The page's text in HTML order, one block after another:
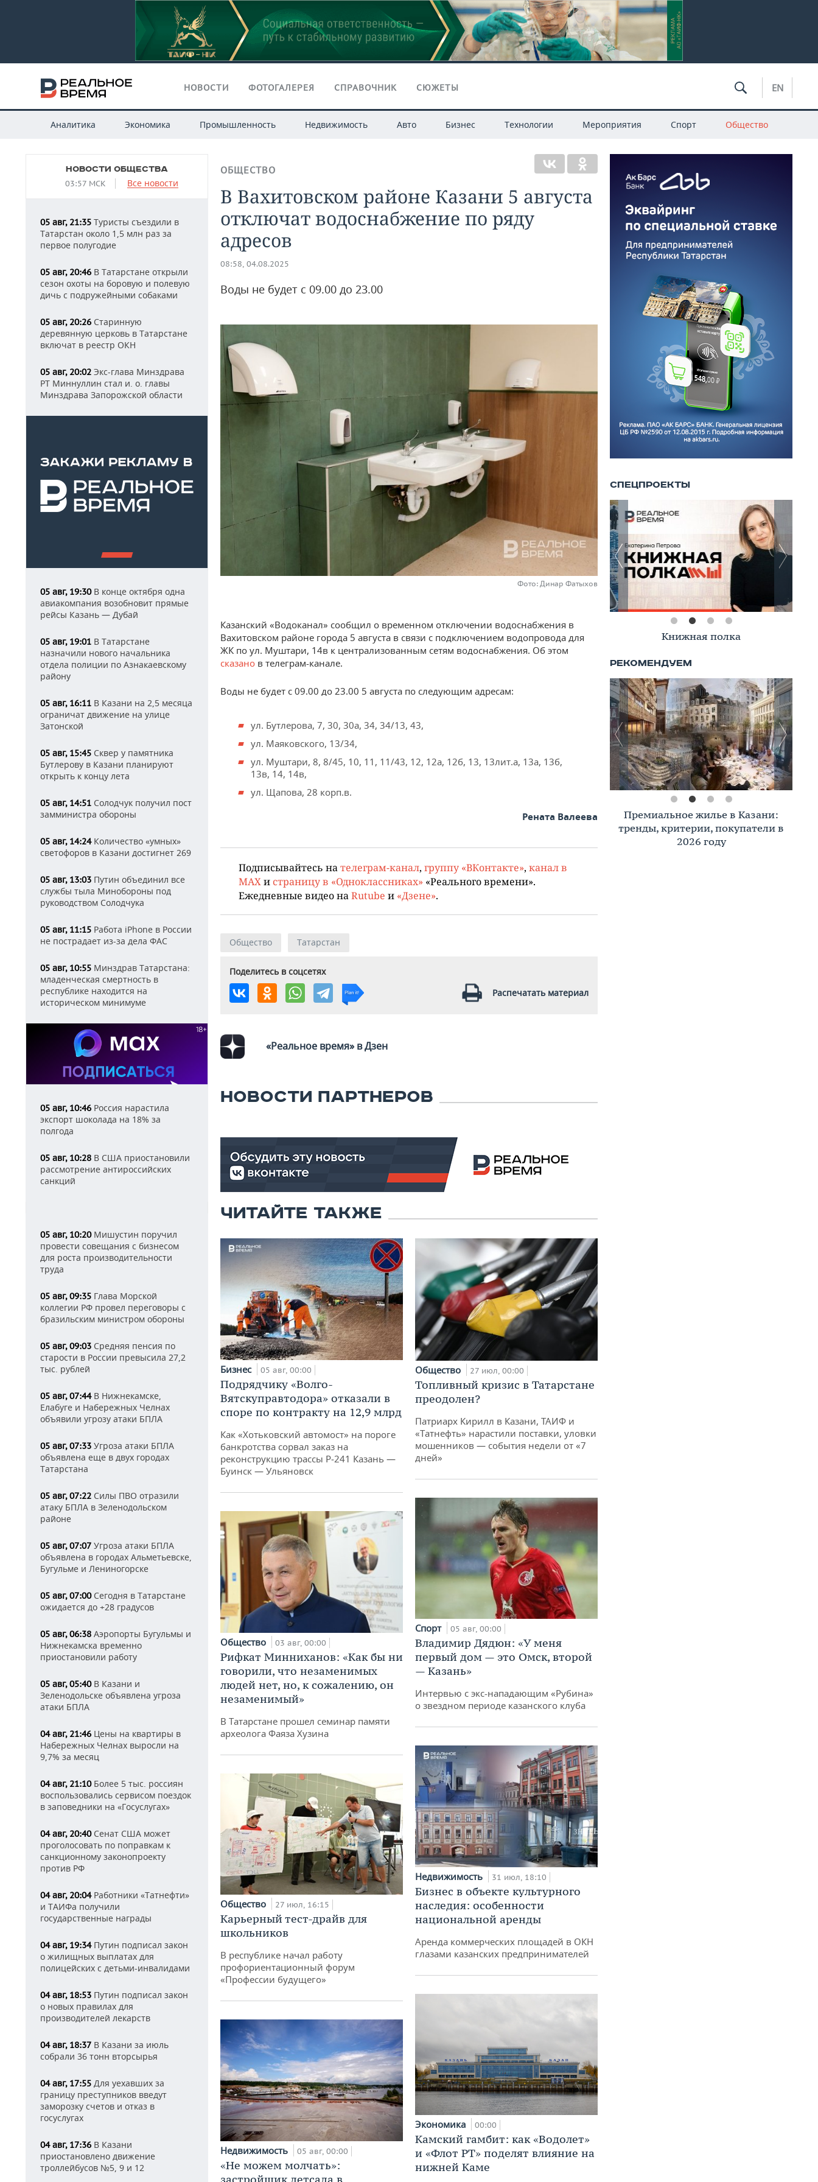
НОВОСТИ ФОТОГАЛЕРЕЯ СПРАВОЧНИК СЮЖЕТЫ EN
Аналитика Экономика Промышленность Недвижимость Авто Бизнес Технологии Мероприятия Спорт Общество
НОВОСТИ ОБЩЕСТВА
03:57 МСК Все новости
05 авг, 21:35 Туристы съездили в
Татарстан около 1,5 млн раз за
первое полугодие
05 авг, 20:46 В Татарстане открыли
сезон охоты на боровую и полевую
дичь с подружейными собаками
05 авг, 20:26 Старинную
деревянную церковь в Татарстане
включат в реестр ОКН
05 авг, 20:02 Экс-глава Минздрава
РТ Миннуллин стал и. о. главы
Минздрава Запорожской области
05 авг, 19:30В конце октября одна
авиакомпания возобновит прямые
рейсы Казань — Дубай
05 авг, 19:01 В Татарстане
назначили нового начальника
отдела полиции по Азнакаевскому
району
05 авг, 16:11 В Казани на 2,5 месяца
ограничат движение на улице
Затонской
05 авг, 15:45 Сквер у памятника
Бутлерову в Казани планируют
открыть к концу лета
05 авг, 14:51 Солодчук получил пост
замминистра обороны
05 авг, 14:24Количество «умных»
светофоров в Казани достигнет 269
05 авг, 13:03 Путин объединил все
службы тыла Минобороны под
руководством Солодчука
05 авг, 11:15 Работа iPhone в России
не пострадает из-за дела ФАС
05 авг, 10:55 Минздрав Татарстана:
младенческая смертность в
республике находится на
историческом минимуме
05 авг, 10:46 Россия нарастила
экспорт шоколада на 18% за
полгода
05 авг, 10:28 В США приостановили
рассмотрение антироссийских
санкций
05 авг, 10:20Мишустин поручил
провести совещания с бизнесом
для роста производительности
труда
05 авг, 09:35 Глава Морской
коллегии РФ провел переговоры с
бразильским министром обороны
05 авг, 09:03 Средняя пенсия по
старости в России превысила 27,2
тыс. рублей
05 авг, 07:44В Нижнекамске,
Елабуге и Набережных Челнах
объявили угрозу атаки БПЛА
05 авг, 07:33 Угроза атаки БПЛА
объявлена еще в двух городах
Татарстана
05 авг, 07:22 Силы ПВО отразили
атаку БПЛА в Зеленодольском
районе
05 авг, 07:07 Угроза атаки БПЛА
объявлена в городах Альметьевске,
Бугульме и Лениногорске
05 авг, 07:00Сегодня в Татарстане
ожидается до +28 градусов
05 авг, 06:38 Аэропорты Бугульмы и
Нижнекамска временно
приостановили работу
05 авг, 05:40В Казани и
Зеленодольске объявлена угроза
атаки БПЛА
04 авг, 21:46 Цены на квартиры в
Набережных Челнах выросли на
9,7% за месяц
04 авг, 21:10Более 5 тыс. россиян
воспользовались сервисом поездок
в заповедники на «Госуслугах»
04 авг, 20:40Сенат США может
проголосовать по поправкам к
санкционному законопроекту
против РФ
04 авг, 20:04Работники «Татнефти»
и ТАИФа получили
государственные награды
04 авг, 19:34Путин подписал закон
о жилищных выплатах для
полицейских с детьми-инвалидами
04 авг, 18:53 Путин подписал закон
о новых правилах для
производителей лекарств
04 авг, 18:37 В Казани за июль
собрали 36 тонн вторсырья
04 авг, 17:55 Для уехавших за
границу преступников введут
заморозку счетов и отказ в
госуслугах
04 авг, 17:36 В Казани
приостановлено движение
троллейбусов №5, 9 и 12
ОБЩЕСТВО
В Вахитовском районе Казани 5 августа
отключат водоснабжение по ряду
адресов
08:58, 04.08.2025
Воды не будет с 09.00 до 23.00
Фото: Динар Фатыхов
Казанский «Водоканал» сообщил о временном отключении водоснабжения в
Вахитовском районе города 5 августа в связи с подключением водопровода для
ЖК по ул. Муштари, 14в к централизованным сетям водоснабжения. Об этом
сказано в телеграм-канале.
Воды не будет с 09.00 до 23.00 5 августа по следующим адресам:
ул. Бутлерова, 7, 30, 30а, 34, 34/13, 43,
ул. Маяковского, 13/34,
ул. Муштари, 8, 8/45, 10, 11, 11/43, 12, 12а, 12б, 13, 13лит.а, 13а, 13б,
13в, 14, 14в,
ул. Щапова, 28 корп.в.
Рената Валеева
Подписывайтесь нателеграм-канал, группу «ВКонтакте», канал в
MAXи страницу в «Одноклассниках» «Реального времени».
Ежедневные видео наRutube и «Дзене».
Общество Татарстан
Поделитесь в соцсетях
Распечатать материал
«Реальное время» в Дзен
НОВОСТИ ПАРТНЕРОВ
ЧИТАЙТЕ ТАКЖЕ
Бизнес 05 авг, 00:00
Подрядчику «Волго-
Вятскуправтодора» отказали в
споре по контракту на 12,9 млрд
Как «Хотьковский автомост» на пороге
банкротства сорвал заказ на
реконструкцию трассы Р‑241 Казань —
Буинск — Ульяновск
Общество 03 авг, 00:00
Рифкат Минниханов: «Как бы ни
говорили, что незаменимых
людей нет, но, к сожалению, он
незаменимый»
В Татарстане прошел семинар памяти
археолога Фаяза Хузина
Общество 27 июл, 16:15
Карьерный тест-драйв для
школьников
В республике начал работу
профориентационный форум
«Профессии будущего»
Недвижимость 05 авг, 00:00
«Не можем молчать»:
Общество 27 июл, 00:00
Топливный кризис в Татарстане
преодолен?
Патриарх Кирилл в Казани, ТАИФ и
«Татнефть» нарастили поставки, уловки
мошенников — события недели от «7
дней»
Спорт 05 авг, 00:00
Владимир Дядюн: «У меня
первый дом — это Омск, второй
— Казань»
Интервью с экс-нападающим «Рубина»
о звездном периоде казанского клуба
Недвижимость 31 июл, 18:10
Бизнес в объекте культурного
наследия: особенности
национальной аренды
Аренда коммерческих площадей в ОКН
глазами казанских предпринимателей
Экономика 00:00
Камский гамбит: как «Водолет»
и «Флот РТ» поделят влияние на
нижней Каме
Книжная полка
Премиальное жилье в Казани:
тренды, критерии, покупатели в
2026 году